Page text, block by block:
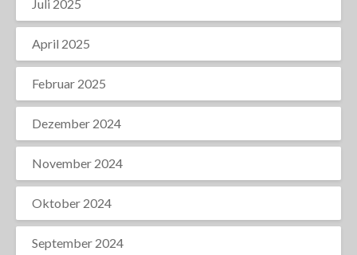
Juli 2025
April 2025
Februar 2025
Dezember 2024
November 2024
Oktober 2024
September 2024